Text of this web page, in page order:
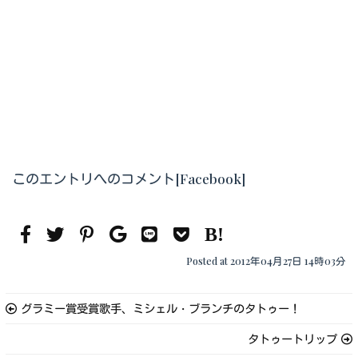
このエントリへのコメント[Facebook]
Posted at 2012年04月27日 14時03分
グラミー賞受賞歌手、ミシェル・ブランチのタトゥー！
タトゥートリップ